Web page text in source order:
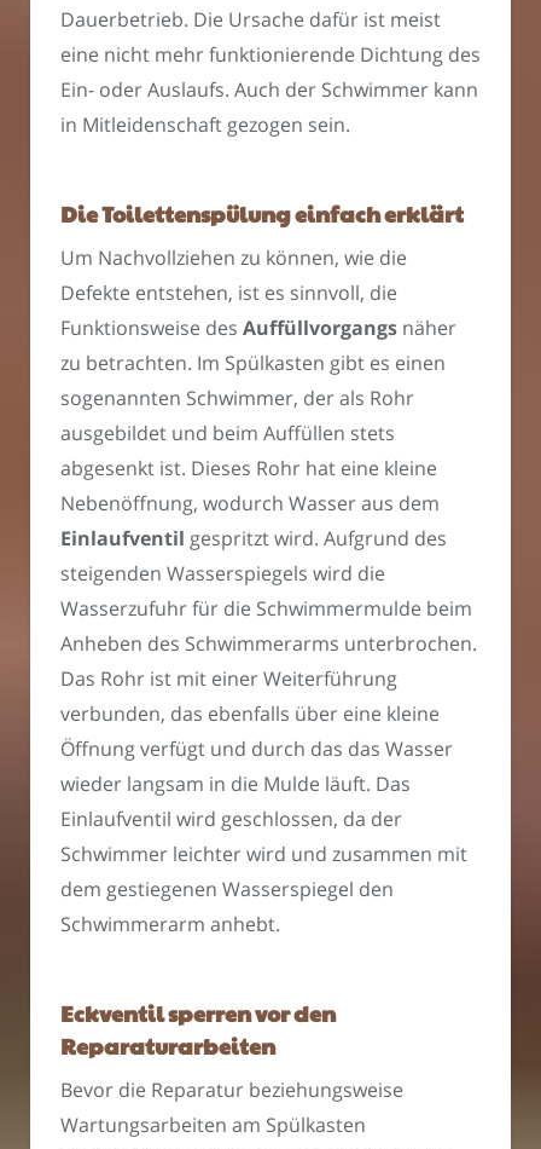
Dauerbetrieb. Die Ursache dafür ist meist
eine nicht mehr funktionierende Dichtung des
Ein- oder Auslaufs. Auch der Schwimmer kann
in Mitleidenschaft gezogen sein.
Die Toilettenspülung einfach erklärt
Um Nachvollziehen zu können, wie die
Defekte entstehen, ist es sinnvoll, die
Funktionsweise des Auffüllvorgangs näher
zu betrachten. Im Spülkasten gibt es einen
sogenannten Schwimmer, der als Rohr
ausgebildet und beim Auffüllen stets
abgesenkt ist. Dieses Rohr hat eine kleine
Nebenöffnung, wodurch Wasser aus dem
Einlaufventil gespritzt wird. Aufgrund des
steigenden Wasserspiegels wird die
Wasserzufuhr für die Schwimmermulde beim
Anheben des Schwimmerarms unterbrochen.
Das Rohr ist mit einer Weiterführung
verbunden, das ebenfalls über eine kleine
Öffnung verfügt und durch das das Wasser
wieder langsam in die Mulde läuft. Das
Einlaufventil wird geschlossen, da der
Schwimmer leichter wird und zusammen mit
dem gestiegenen Wasserspiegel den
Schwimmerarm anhebt.
Eckventil sperren vor den
Reparaturarbeiten
Bevor die Reparatur beziehungsweise
Wartungsarbeiten am Spülkasten